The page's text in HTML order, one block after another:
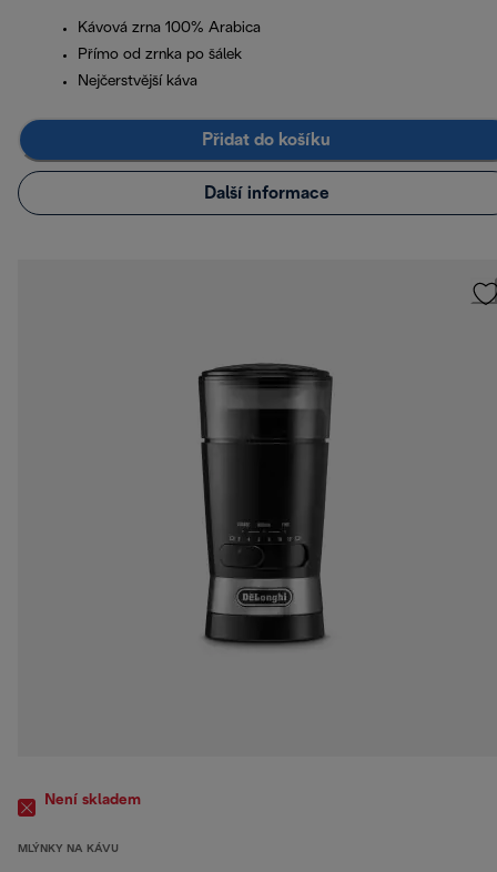
Kávová zrna 100% Arabica
Přímo od zrnka po šálek
Nejčerstvější káva
Přidat do košíku
Další informace
Není skladem
MLÝNKY NA KÁVU